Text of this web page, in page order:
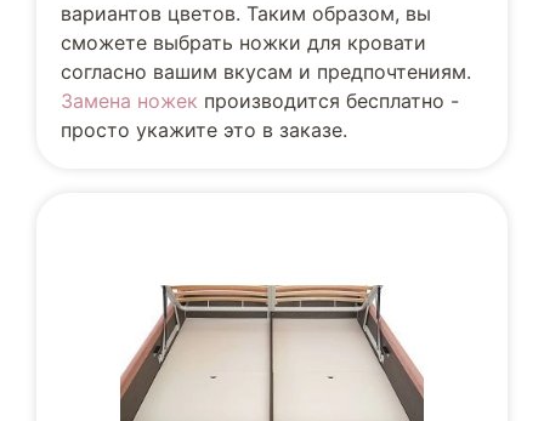
вариантов цветов. Таким образом, вы
сможете выбрать ножки для кровати
согласно вашим вкусам и предпочтениям.
Замена ножек производится бесплатно -
просто укажите это в заказе.